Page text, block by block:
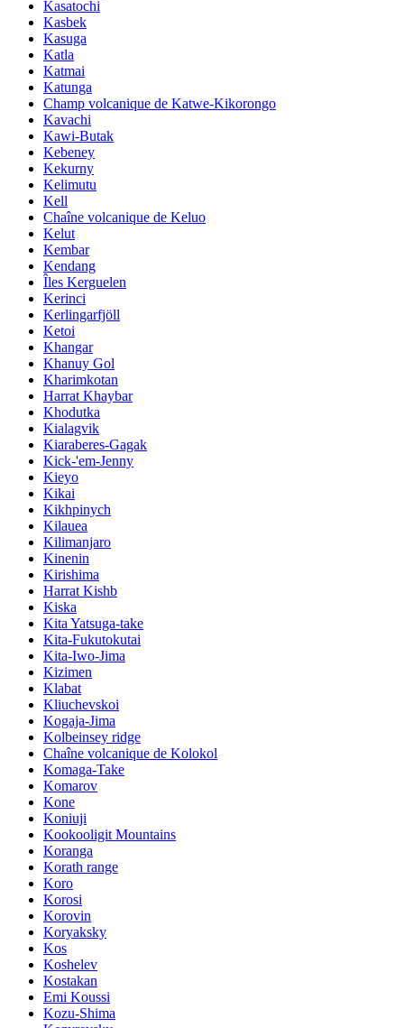
Kasatochi
Kasbek
Kasuga
Katla
Katmai
Katunga
Champ volcanique de Katwe-Kikorongo
Kavachi
Kawi-Butak
Kebeney
Kekurny
Kelimutu
Kell
Chaîne volcanique de Keluo
Kelut
Kembar
Kendang
Îles Kerguelen
Kerinci
Kerlingarfjöll
Ketoi
Khangar
Khanuy Gol
Kharimkotan
Harrat Khaybar
Khodutka
Kialagvik
Kiaraberes-Gagak
Kick-'em-Jenny
Kieyo
Kikai
Kikhpinych
Kilauea
Kilimanjaro
Kinenin
Kirishima
Harrat Kishb
Kiska
Kita Yatsuga-take
Kita-Fukutokutai
Kita-Iwo-Jima
Kizimen
Klabat
Kliuchevskoi
Kogaja-Jima
Kolbeinsey ridge
Chaîne volcanique de Kolokol
Komaga-Take
Komarov
Kone
Koniuji
Kookooligit Mountains
Koranga
Korath range
Koro
Korosi
Korovin
Koryaksky
Kos
Koshelev
Kostakan
Emi Koussi
Kozu-Shima